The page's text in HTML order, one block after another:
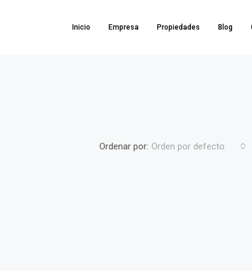
Inicio Empresa Propiedades Blog
Ordenar por: Orden por defecto